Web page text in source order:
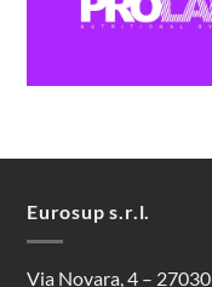
Eurosup s.r.l.
Via Novara, 4 – 27030